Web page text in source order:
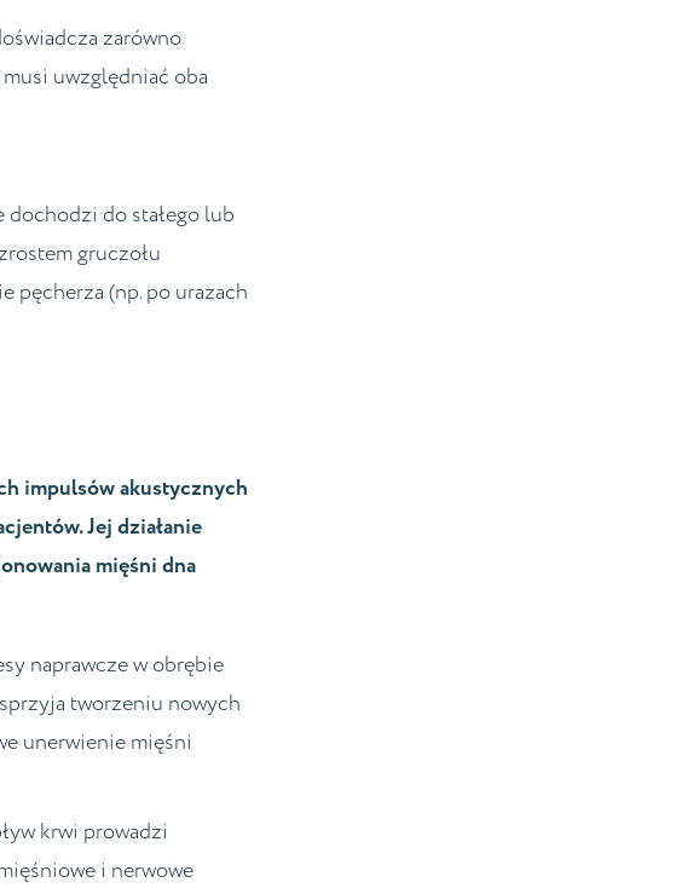
zarówno
uwzględniać oba
dochodzi do stałego lub
gruczołu
pęcherza (np. po urazach
impulsów akustycznych
Jej działanie
mięśni dna
naprawcze w obrębie
tworzeniu nowych
unerwienie mięśni
krwi prowadzi
i nerwowe